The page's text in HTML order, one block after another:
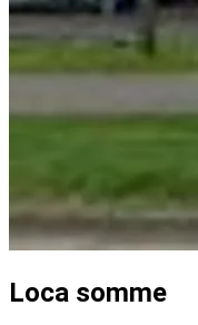
Loca somme